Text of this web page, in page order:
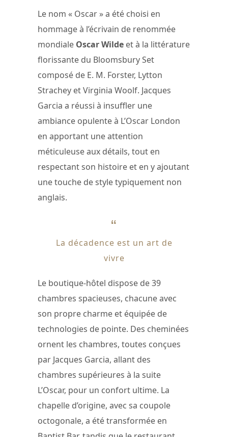
Le nom « Oscar » a été choisi en
hommage à l’écrivain de renommée
mondiale Oscar Wilde et à la littérature
florissante du Bloomsbury Set
composé de E. M. Forster, Lytton
Strachey et Virginia Woolf. Jacques
Garcia a réussi à insuffler une
ambiance opulente à L’Oscar London
en apportant une attention
méticuleuse aux détails, tout en
respectant son histoire et en y ajoutant
une touche de style typiquement non
anglais.
La décadence est un art de
vivre
Le boutique-hôtel dispose de 39
chambres spacieuses, chacune avec
son propre charme et équipée de
technologies de pointe. Des cheminées
ornent les chambres, toutes conçues
par Jacques Garcia, allant des
chambres supérieures à la suite
L’Oscar, pour un confort ultime. La
chapelle d’origine, avec sa coupole
octogonale, a été transformée en